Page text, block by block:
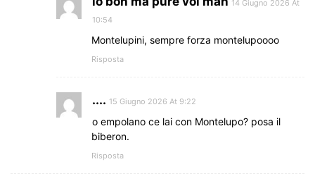
14 Giugno 2026 At
10:54
Montelupini, sempre forza montelupoooo
Risposta
.... 15 Giugno 2026 At 9:22
o empolano ce lai con Montelupo? posa il
biberon.
Risposta